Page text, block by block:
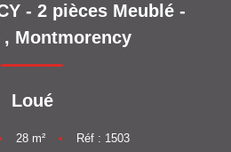
LOUER
AGENCES
- 2 pièces Meublé -
, Montmorency
Loué
28 m² • Réf : 1503